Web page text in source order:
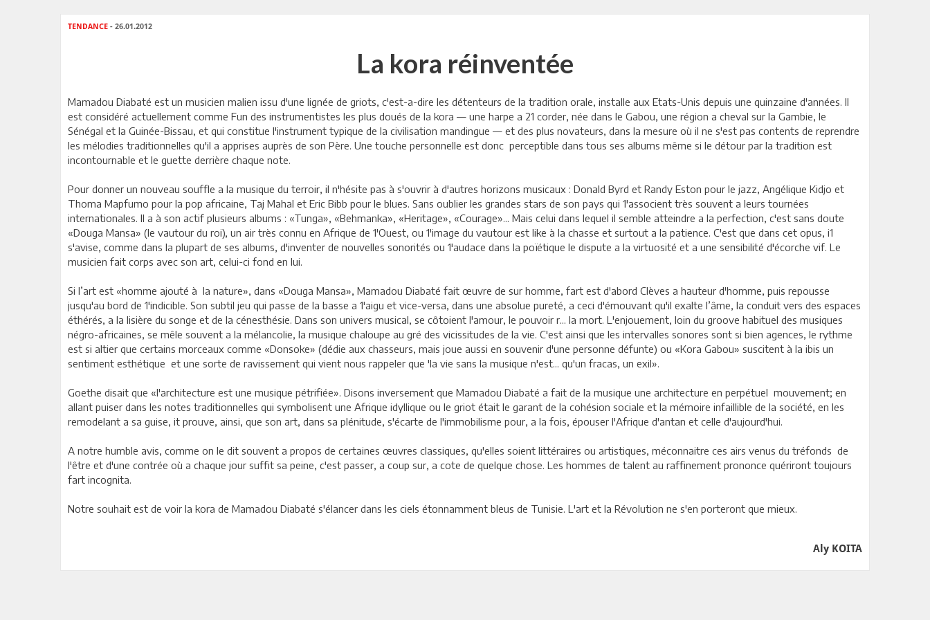
TENDANCE - 26.01.2012
La kora réinventée
Mamadou Diabaté est un musicien malien issu d'une lignée de griots, c'est-a-dire les détenteurs de la tradition orale, installe aux Etats-Unis depuis une quinzaine d'années. Il
est considéré actuellement comme Fun des instrumentistes les plus doués de la kora — une harpe a 21 corder, née dans le Gabou, une région a cheval sur la Gambie, le
Sénégal et la Guinée-Bissau, et qui constitue l'instrument typique de la civilisation mandingue — et des plus novateurs, dans la mesure où il ne s'est pas contents de reprendre
les mélodies traditionnelles qu'il a apprises auprès de son Père. Une touche personnelle est donc perceptible dans tous ses albums même si le détour par la tradition est
incontournable et le guette derrière chaque note.
Pour donner un nouveau souffle a la musique du terroir, il n'hésite pas à s'ouvrir à d'autres horizons musicaux : Donald Byrd et Randy Eston pour le jazz, Angélique Kidjo et
Thoma Mapfumo pour la pop africaine, Taj Mahal et Eric Bibb pour le blues. Sans oublier les grandes stars de son pays qui 1'associent très souvent a leurs tournées
internationales. Il a à son actif plusieurs albums : «Tunga», «Behmanka», «Heritage», «Courage»... Mais celui dans lequel il semble atteindre a la perfection, c'est sans doute
«Douga Mansa» (le vautour du roi), un air très connu en Afrique de 1'Ouest, ou 1'image du vautour est like à la chasse et surtout a la patience. C'est que dans cet opus, i1
s'avise, comme dans la plupart de ses albums, d'inventer de nouvelles sonorités ou 1'audace dans la poïétique le dispute a la virtuosité et a une sensibilité d'écorche vif. Le
musicien fait corps avec son art, celui-ci fond en lui.
Si l’art est «homme ajouté à la nature», dans «Douga Mansa», Mamadou Diabaté fait œuvre de sur homme, fart est d'abord Clèves a hauteur d'homme, puis repousse
jusqu'au bord de 1'indicible. Son subtil jeu qui passe de la basse a 1'aigu et vice-versa, dans une absolue pureté, a ceci d'émouvant qu'il exalte l’âme, la conduit vers des espaces
éthérés, a la lisière du songe et de la cénesthésie. Dans son univers musical, se côtoient l'amour, le pouvoir r... la mort. L'enjouement, loin du groove habituel des musiques
négro-africaines, se mêle souvent a la mélancolie, la musique chaloupe au gré des vicissitudes de la vie. C'est ainsi que les intervalles sonores sont si bien agences, le rythme
est si altier que certains morceaux comme «Donsoke» (dédie aux chasseurs, mais joue aussi en souvenir d'une personne défunte) ou «Kora Gabou» suscitent à la ibis un
sentiment esthétique et une sorte de ravissement qui vient nous rappeler que 'la vie sans la musique n'est... qu'un fracas, un exil».
Goethe disait que «l'architecture est une musique pétrifiée». Disons inversement que Mamadou Diabaté a fait de la musique une architecture en perpétuel mouvement; en
allant puiser dans les notes traditionnelles qui symbolisent une Afrique idyllique ou le griot était le garant de la cohésion sociale et la mémoire infaillible de la société, en les
remodelant a sa guise, it prouve, ainsi, que son art, dans sa plénitude, s'écarte de l'immobilisme pour, a la fois, épouser l'Afrique d'antan et celle d'aujourd'hui.
A notre humble avis, comme on le dit souvent a propos de certaines œuvres classiques, qu'elles soient littéraires ou artistiques, méconnaitre ces airs venus du tréfonds de
l'être et d'une contrée où a chaque jour suffit sa peine, c'est passer, a coup sur, a cote de quelque chose. Les hommes de talent au raffinement prononce quériront toujours
fart incognita.
Notre souhait est de voir la kora de Mamadou Diabaté s'élancer dans les ciels étonnamment bleus de Tunisie. L'art et la Révolution ne s'en porteront que mieux.
Aly KOITA